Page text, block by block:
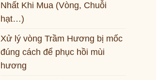
Nhất Khi Mua (Vòng, Chuỗi
hạt…)
Xử lý vòng Trầm Hương bị mốc
đúng cách để phục hồi mùi
hương